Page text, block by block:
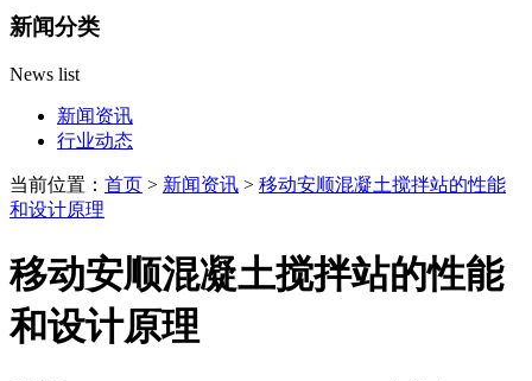
新闻分类
News list
新闻资讯
行业动态
当前位置： 首页 > 新闻资讯 > 移动安顺混凝土搅拌站的性能
和设计原理
移动安顺混凝土搅拌站的性能
和设计原理